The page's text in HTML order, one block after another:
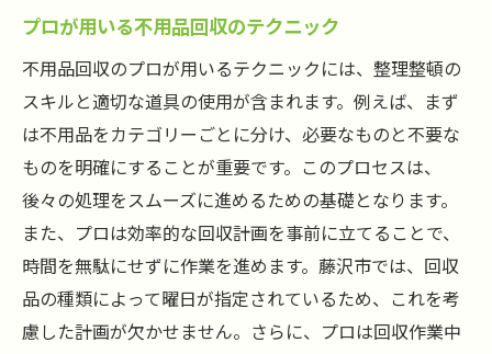
プロが用いる不用品回収のテクニック
不用品回収のプロが用いるテクニックには、整理整頓の
スキルと適切な道具の使用が含まれます。例えば、まず
は不用品をカテゴリーごとに分け、必要なものと不要な
ものを明確にすることが重要です。このプロセスは、
後々の処理をスムーズに進めるための基礎となります。
また、プロは効率的な回収計画を事前に立てることで、
時間を無駄にせずに作業を進めます。藤沢市では、回収
品の種類によって曜日が指定されているため、これを考
慮した計画が欠かせません。さらに、プロは回収作業中